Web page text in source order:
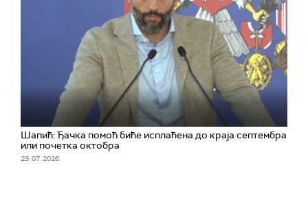
Шапић: Ђачка помоћ биће исплаћена до краја септембра
или почетка октобра
23. 07. 2026.